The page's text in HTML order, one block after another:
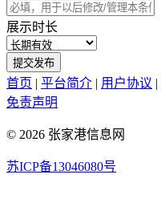
展示时长
提交发布
首页 | 平台简介 | 用户协议 |
免责声明
© 2026 张家港信息网
苏ICP备13046080号